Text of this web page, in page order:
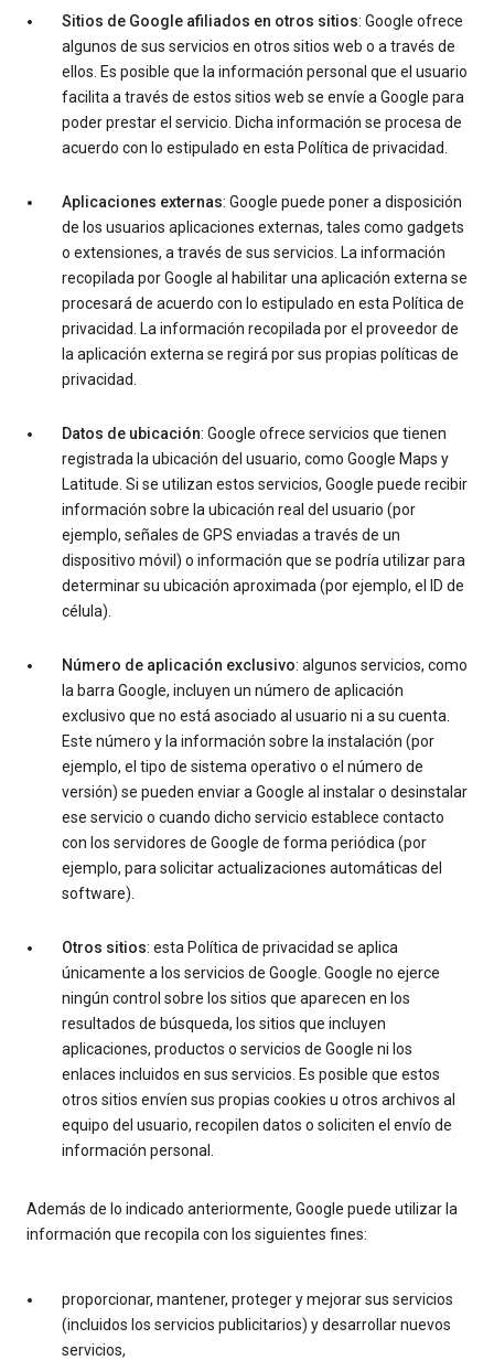
Sitios de Google afiliados en otros sitios: Google ofrece
algunos de sus servicios en otros sitios web o a través de
ellos. Es posible que la información personal que el usuario
facilita a través de estos sitios web se envíe a Google para
poder prestar el servicio. Dicha información se procesa de
acuerdo con lo estipulado en esta Política de privacidad.
Aplicaciones externas: Google puede poner a disposición
de los usuarios aplicaciones externas, tales como gadgets
o extensiones, a través de sus servicios. La información
recopilada por Google al habilitar una aplicación externa se
procesará de acuerdo con lo estipulado en esta Política de
privacidad. La información recopilada por el proveedor de
la aplicación externa se regirá por sus propias políticas de
privacidad.
Datos de ubicación: Google ofrece servicios que tienen
registrada la ubicación del usuario, como Google Maps y
Latitude. Si se utilizan estos servicios, Google puede recibir
información sobre la ubicación real del usuario (por
ejemplo, señales de GPS enviadas a través de un
dispositivo móvil) o información que se podría utilizar para
determinar su ubicación aproximada (por ejemplo, el ID de
célula).
Número de aplicación exclusivo: algunos servicios, como
la barra Google, incluyen un número de aplicación
exclusivo que no está asociado al usuario ni a su cuenta.
Este número y la información sobre la instalación (por
ejemplo, el tipo de sistema operativo o el número de
versión) se pueden enviar a Google al instalar o desinstalar
ese servicio o cuando dicho servicio establece contacto
con los servidores de Google de forma periódica (por
ejemplo, para solicitar actualizaciones automáticas del
software).
Otros sitios: esta Política de privacidad se aplica
únicamente a los servicios de Google. Google no ejerce
ningún control sobre los sitios que aparecen en los
resultados de búsqueda, los sitios que incluyen
aplicaciones, productos o servicios de Google ni los
enlaces incluidos en sus servicios. Es posible que estos
otros sitios envíen sus propias cookies u otros archivos al
equipo del usuario, recopilen datos o soliciten el envío de
información personal.
Además de lo indicado anteriormente, Google puede utilizar la
información que recopila con los siguientes fines:
proporcionar, mantener, proteger y mejorar sus servicios
(incluidos los servicios publicitarios) y desarrollar nuevos
servicios,